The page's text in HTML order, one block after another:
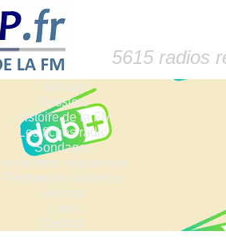
5615 radios
Accueil
Dossiers
Histoire de la FM
Les fiches radio
Sondages
Anciennes fréquences
Fréquences actuelles
Lexique
Liens
Contact